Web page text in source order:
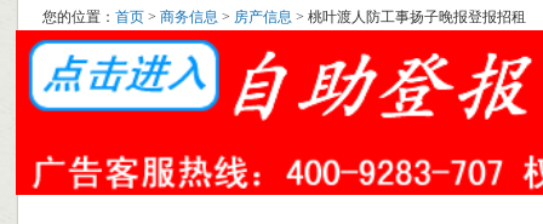
您的位置： 首页 > 商务信息 > 房产信息 > 桃叶渡人防工事扬子晚报登报招租